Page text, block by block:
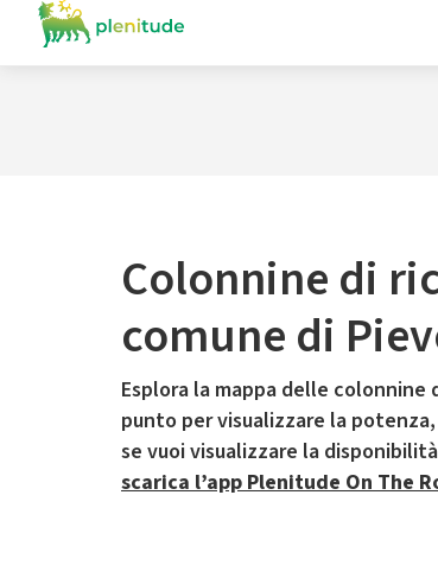
Colonnine di
comune di
Esplora la mappa delle
punto per visualizzare la
se vuoi visualizzare la
scarica l’app Plenitude On The